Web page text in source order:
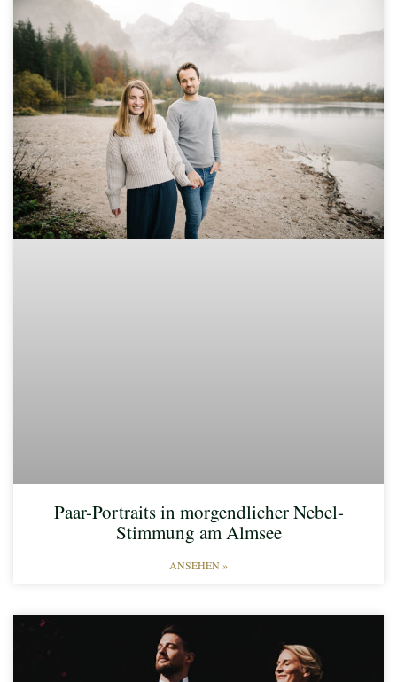
Paar-Portraits in morgendlicher Nebel-
Stimmung am Almsee​
ANSEHEN »